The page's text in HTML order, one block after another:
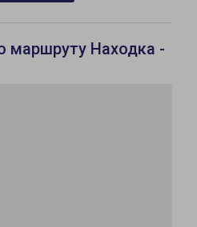
маршруту Находка -